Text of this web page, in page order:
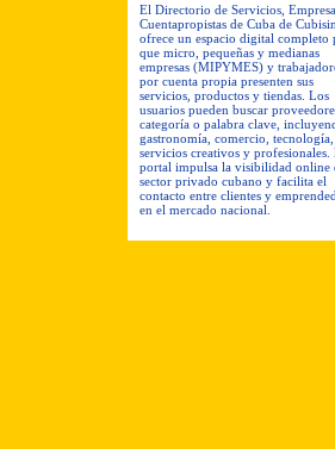
El Directorio de Servicios,
Cuentapropistas de Cuba de
ofrece un espacio digital completo
que micro, pequeñas y medianas
empresas (MIPYMES) y
por cuenta propia presenten sus
servicios, productos y tiendas. Los
usuarios pueden buscar
categoría o palabra clave,
gastronomía, comercio, tecnología,
servicios creativos y profesionales.
portal impulsa la visibilidad online
sector privado cubano y facilita el
contacto entre clientes y
en el mercado nacional.